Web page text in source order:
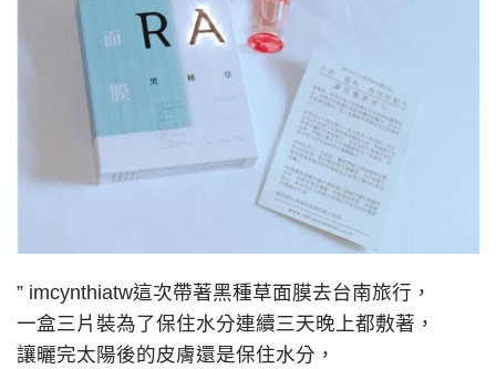
” imcynthiatw這次帶著黑種草面膜去台南旅行，
一盒三片裝為了保住水分連續三天晚上都敷著，
讓曬完太陽後的皮膚還是保住水分，